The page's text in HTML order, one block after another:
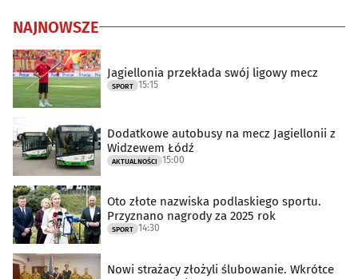
NAJNOWSZE
Jagiellonia przekłada swój ligowy mecz
SPORT 15:15
Dodatkowe autobusy na mecz Jagiellonii z
Widzewem Łódź
AKTUALNOŚCI 15:00
Oto złote nazwiska podlaskiego sportu.
Przyznano nagrody za 2025 rok
SPORT 14:30
Nowi strażacy złożyli ślubowanie. Wkrótce